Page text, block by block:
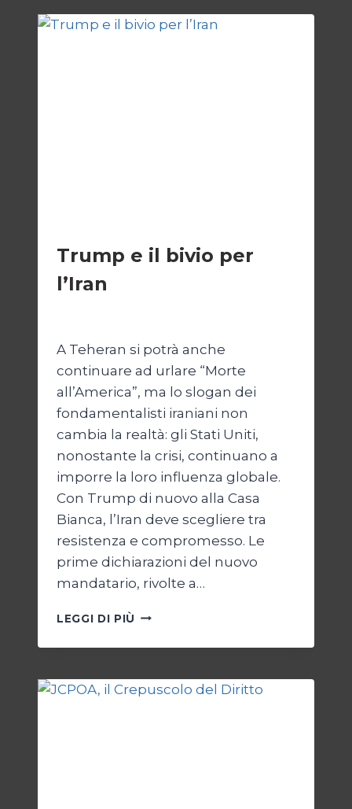
GAZA
Trump e il bivio per
l’Iran
A Teheran si potrà anche
continuare ad urlare “Morte
all’America”, ma lo slogan dei
fondamentalisti iraniani non
cambia la realtà: gli Stati Uniti,
nonostante la crisi, continuano a
imporre la loro influenza globale.
Con Trump di nuovo alla Casa
Bianca, l’Iran deve scegliere tra
resistenza e compromesso. Le
prime dichiarazioni del nuovo
mandatario, rivolte a…
LEGGI DI PIÙ TRUMP
IL
PER
L’IRAN